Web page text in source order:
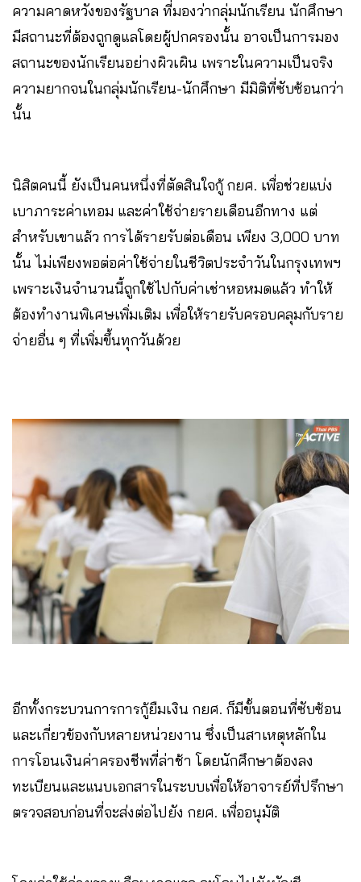
ความคาดหวังของรัฐบาล ที่มองว่ากลุ่มนักเรียน นักศึกษา
มีสถานะที่ต้องถูกดูแลโดยผู้ปกครองนั้น อาจเป็นการมอง
สถานะของนักเรียนอย่างผิวเผิน เพราะในความเป็นจริง
ความยากจนในกลุ่มนักเรียน-นักศึกษา มีมิติที่ซับซ้อนกว่า
นั้น
นิสิตคนนี้ ยังเป็นคนหนึ่งที่ตัดสินใจกู้ กยศ. เพื่อช่วยแบ่ง
เบาภาระค่าเทอม และค่าใช้จ่ายรายเดือนอีกทาง แต่
สำหรับเขาแล้ว การได้รายรับต่อเดือน เพียง 3,000 บาท
นั้น ไม่เพียงพอต่อค่าใช้จ่ายในชีวิตประจำวันในกรุงเทพฯ
เพราะเงินจำนวนนี้ถูกใช้ไปกับค่าเช่าหอหมดแล้ว ทำให้
ต้องทำงานพิเศษเพิ่มเติม เพื่อให้รายรับครอบคลุมกับราย
จ่ายอื่น ๆ ที่เพิ่มขึ้นทุกวันด้วย
อีกทั้งกระบวนการการกู้ยืมเงิน กยศ. ก็มีขั้นตอนที่ซับซ้อน
และเกี่ยวข้องกับหลายหน่วยงาน ซึ่งเป็นสาเหตุหลักใน
การโอนเงินค่าครองชีพที่ล่าช้า โดยนักศึกษาต้องลง
ทะเบียนและแนบเอกสารในระบบเพื่อให้อาจารย์ที่ปรึกษา
ตรวจสอบก่อนที่จะส่งต่อไปยัง กยศ. เพื่ออนุมัติ